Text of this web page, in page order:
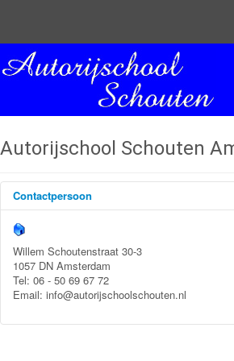
Autorijschool Schouten
Contactpersoon
Willem Schoutenstraat 30-3
1057 DN Amsterdam
Tel: 06 - 50 69 67 72
Email: info@autorijschoolschouten.nl